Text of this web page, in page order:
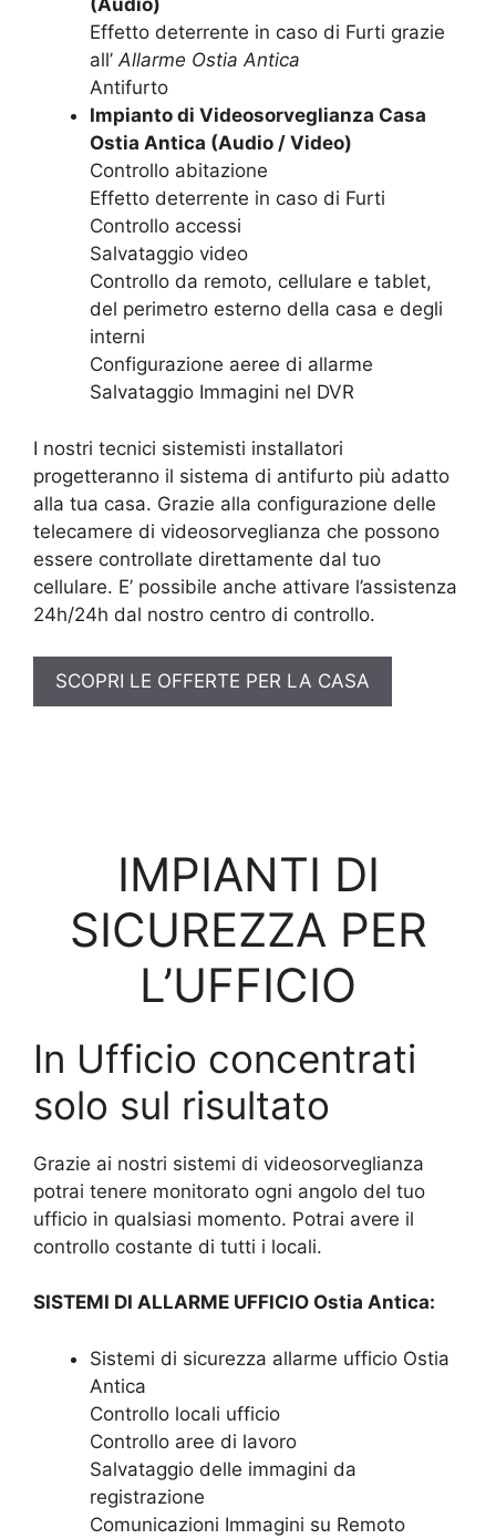
(Audio)
Effetto deterrente in caso di Furti grazie
all’Allarme Ostia Antica
Antifurto
Impianto di Videosorveglianza Casa
Ostia Antica (Audio / Video)
Controllo abitazione
Effetto deterrente in caso di Furti
Controllo accessi
Salvataggio video
Controllo da remoto, cellulare e tablet,
del perimetro esterno della casa e degli
interni
Configurazione aeree di allarme
Salvataggio Immagini nel DVR
I nostri tecnici sistemisti installatori
progetteranno il sistema di antifurto più adatto
alla tua casa. Grazie alla configurazione delle
telecamere di videosorveglianza che possono
essere controllate direttamente dal tuo
cellulare. E’ possibile anche attivare l’assistenza
24h/24h dal nostro centro di controllo.
SCOPRI LE OFFERTE PER LA CASA
IMPIANTI DI
SICUREZZA PER
L’UFFICIO
In Ufficio concentrati
solo sul risultato
Grazie ai nostri sistemi di videosorveglianza
potrai tenere monitorato ogni angolo del tuo
ufficio in qualsiasi momento. Potrai avere il
controllo costante di tutti i locali.
SISTEMI DI ALLARME UFFICIO Ostia Antica:
Sistemi di sicurezza allarme ufficio Ostia
Antica
Controllo locali ufficio
Controllo aree di lavoro
Salvataggio delle immagini da
registrazione
Comunicazioni Immagini su Remoto